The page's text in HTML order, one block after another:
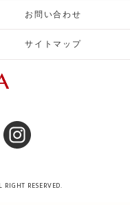
お問い合わせ
サイトマップ
RESERVED.